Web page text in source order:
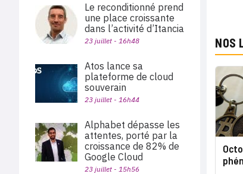
NOS
Le reconditionné prend
une place croissante
dans l’activité d’Itancia
23 juillet - 16h48
Atos lance sa
plateforme de cloud
souverain
23 juillet - 16h44
Alphabet dépasse les
attentes, porté par la
croissance de 82% de
Google Cloud
23 juillet - 15h56